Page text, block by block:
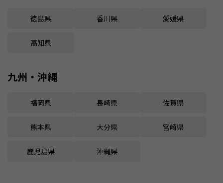
徳島県 香川県 愛媛県
高知県
九州・沖縄
福岡県 長崎県 佐賀県
熊本県 大分県 宮崎県
鹿児島県 沖縄県